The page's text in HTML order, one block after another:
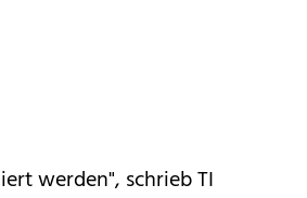
werden", schrieb TI